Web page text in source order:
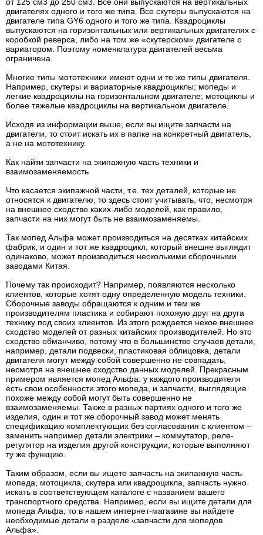
двигателях одного и того же типа. Все скутеры выпускаются на
двигателе типа GY6 одного и того же типа. Квадроциклы
выпускаются на горизонтальных или вертикальных двигателях с
коробкой реверса, либо на том же «скутерском» двигателе с
вариатором. Поэтому номенклатура двигателей весьма
ограничена.
Многие типы мототехники имеют одни и те же типы двигателя.
Например, скутеры и вариаторные квадроциклы; мопеды и
легкие квадроциклы на горизонтальном двигателе; мотоциклы и
более тяжелые квадроциклы на вертикальном двигателе.
Исходя из информации выше, если вы ищите запчасти на
двигатели, то стоит искать их в папке на конкретный двигатель,
а не на мототехнику.
Как найти запчасти на экипажную часть техники и
взаимозаменяемость
Что касается экипажной части, т.е. тех деталей, которые не
относятся к двигателю, то здесь стоит учитывать, что, несмотря
на внешнее сходство каких-либо моделей, как правило,
запчасти на них могут быть не взаимозаменяемы.
Так мопед Альфа может производиться на десятках китайских
фабрик, и один и тот же квадроцикл, который внешне выглядит
одинаково, может производиться несколькими сборочными
заводами Китая.
Почему так происходит? Например, появляются несколько
клиентов, которые хотят одну определенную модель техники.
Сборочные заводы обращаются к одним и тем же
производителям пластика и собирают похожую друг на друга
технику под своих клиентов. Из этого рождается некое внешнее
сходство моделей от разных китайских производителей. Но это
сходство обманчиво, потому что в большинстве случаев детали,
например, детали подвески, пластиковая облицовка, детали
двигателя могут между собой совершенно не совпадать,
несмотря на внешнее сходство данных моделей. Прекрасным
примером является мопед Альфа: у каждого производителя
есть свои особенности этого мопеда, и запчасти, выглядящие
похоже между собой могут быть совершенно не
взаимозаменяемы. Также в разных партиях одного и того же
изделия, один и тот же сборочный завод может менять
спецификацию комплектующих без согласования с клиентом –
заменить например детали электрики – коммутатор, реле-
регулятор на изделия другой конструкции, которые выполняют
ту же функцию.
Таким образом, если вы ищете запчасть на экипажную часть
мопеда, мотоцикла, скутера или квадроцикла, запчасть нужно
искать в соответствующем каталоге с названием вашего
транспортного средства. Например, если вы ищите детали для
мопеда Альфа, то в нашем интернет-магазине вы найдете
необходимые детали в разделе «запчасти для мопедов
Альфа».